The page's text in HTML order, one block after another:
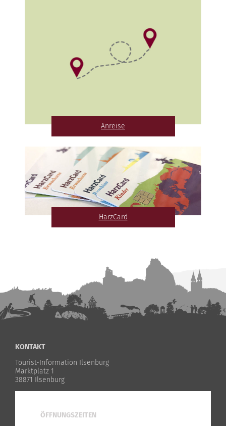
Anreise
HarzCard
KONTAKT
Tourist-Information Ilsenburg
Marktplatz 1
38871 Ilsenburg
ÖFFNUNGSZEITEN